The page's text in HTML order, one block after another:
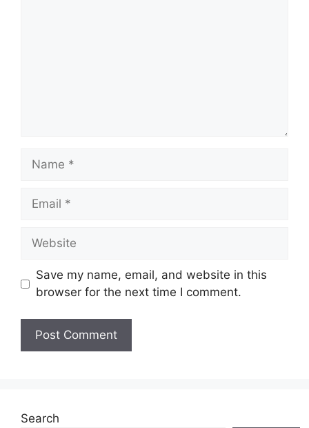
Name
Email
Website
Save my name, email, and website in this
browser for the next time I comment.
Search